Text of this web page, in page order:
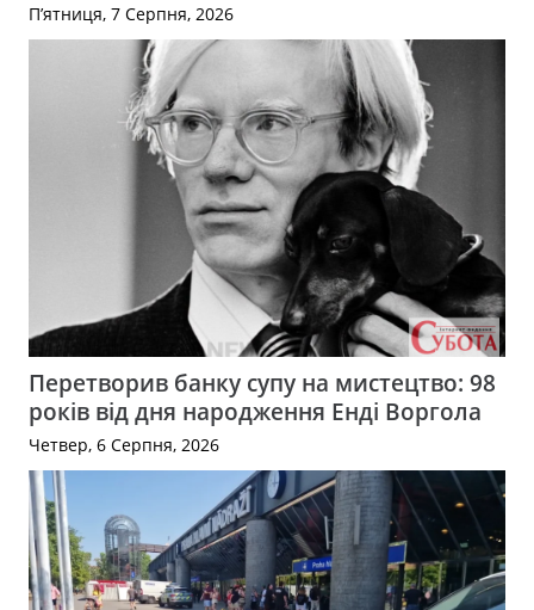
П’ятниця, 7 Серпня, 2026
Перетворив банку супу на мистецтво: 98
років від дня народження Енді Воргола
Четвер, 6 Серпня, 2026